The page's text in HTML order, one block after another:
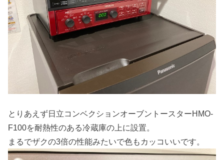
とりあえず日立コンベクションオーブントースターHMO-
F100を耐熱性のある冷蔵庫の上に設置。
まるでザクの3倍の性能みたいで色もカッコいいです。